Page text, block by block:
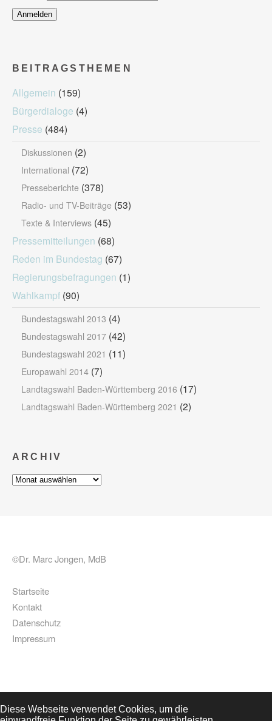
BEITRAGSTHEMEN
Allgemein (159)
Bürgerdialoge (4)
Presse (484)
Diskussionen (2)
International (72)
Presseberichte (378)
Radio- und TV-Beiträge (53)
Texte & Interviews (45)
Pressemitteilungen (68)
Reden im Bundestag (67)
Regierungsbefragungen (1)
Wahlkampf (90)
Bundestagswahl 2013 (4)
Bundestagswahl 2017 (42)
Bundestagswahl 2021 (11)
Europawahl 2014 (7)
Landtagswahl Baden-Württemberg 2016 (17)
Landtagswahl Baden-Württemberg 2021 (2)
ARCHIV
Archiv
©Dr. Marc Jongen, MdB
Startseite
Kontakt
Datenschutz
Impressum
Diese Webseite verwendet Cookies, um die